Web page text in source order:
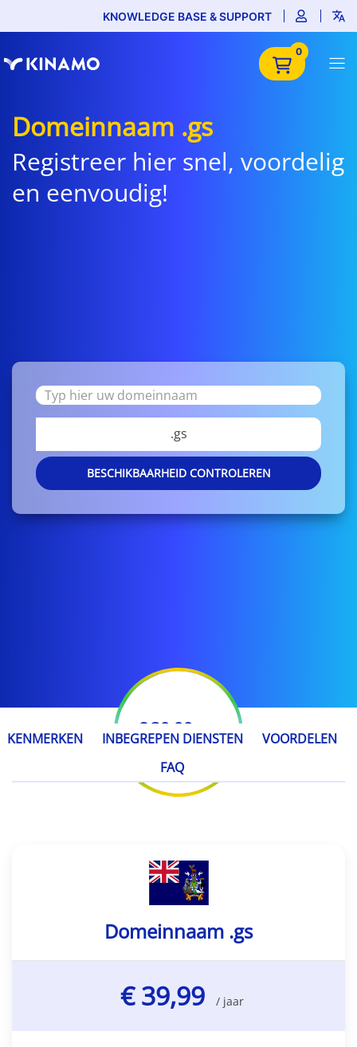
KNOWLEDGE BASE & SUPPORT
0
Domeinnaam .gs
Registreer hier snel, voordelig
en eenvoudig!
.gs
BESCHIKBAARHEID CONTROLEREN
€ 39,99 / jaar
KENMERKEN INBEGREPEN DIENSTEN
VOORDELEN
FAQ
Domeinnaam .gs
€ 39,99 / jaar